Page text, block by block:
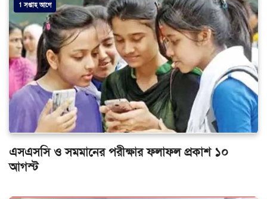
1 সপ্তাহ আগে
এসএসসি ও সমমানের পরীক্ষার ফলাফল প্রকাশ ১০
আগস্ট